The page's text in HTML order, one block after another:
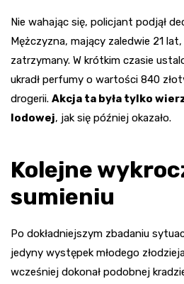
Nie wahając się, policjant podjął
Mężczyzna, mający zaledwie 21
zatrzymany. W krótkim czasie
ukradł perfumy o wartości 840
drogerii. Akcja ta była tylko
lodowej, jak się później okazało.
Kolejne
sumieniu
Po dokładniejszym zbadaniu
jedyny występek młodego
wcześniej dokonał podobnej